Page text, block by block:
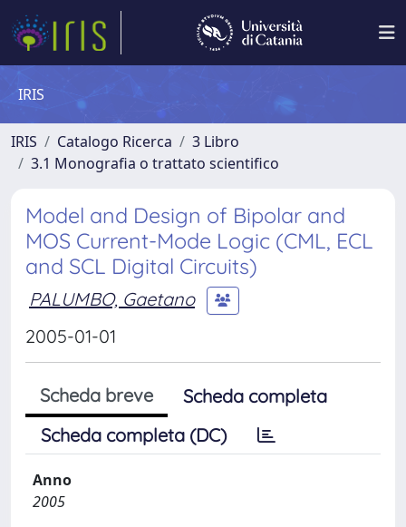
IRIS
IRIS Catalogo Ricerca
3 Libro
3.1 Monografia o trattato scientifico
Model and Design of Bipolar and
MOS Current-Mode Logic (CML, ECL
and SCL Digital Circuits)
PALUMBO, Gaetano
2005-01-01
Scheda breve
Scheda completa
Scheda completa (DC)
Anno
2005